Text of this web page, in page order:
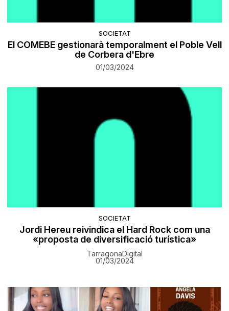
SOCIETAT
El COMEBE gestionarà temporalment el Poble Vell
de Corbera d'Ebre
01/03/2024
SOCIETAT
Jordi Hereu reivindica el Hard Rock com una
«proposta de diversificació turística»
TarragonaDigital
01/03/2024